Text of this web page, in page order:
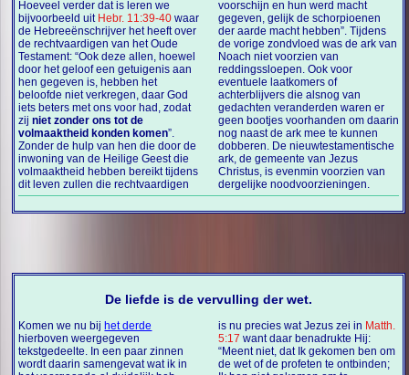
Hoeveel verder dat is leren we
bijvoorbeeld uit Hebr. 11:39-40 waar
de Hebreeënschrijver het heeft over
de rechtvaardigen van het Oude
Testament: “Ook deze allen, hoewel
door het geloof een getuigenis aan
hen gegeven is, hebben het
beloofde niet verkregen, daar God
iets beters met ons voor had, zodat
zijniet zonder ons tot de
volmaaktheid konden komen”.
Zonder de hulp van hen die door de
inwoning van de Heilige Geest die
volmaaktheid hebben bereikt tijdens
dit leven zullen die rechtvaardigen
voorschijn en hun werd macht
gegeven, gelijk de schorpioenen
der aarde macht hebben”. Tijdens
de vorige zondvloed was de ark van
Noach niet voorzien van
reddingssloepen. Ook voor
eventuele laatkomers of
achterblijvers die alsnog van
gedachten veranderden waren er
geen bootjes voorhanden om daarin
nog naast de ark mee te kunnen
dobberen. De nieuwtestamentische
ark, de gemeente van Jezus
Christus, is evenmin voorzien van
dergelijke noodvoorzieningen.
De liefde is de vervulling der wet.
Komen we nu bij het derde
hierboven weergegeven
tekstgedeelte. In een paar zinnen
wordt daarin samengevat wat ik in
is nu precies wat Jezus zei in Matth.
5:17 want daar benadrukte Hij:
“Meent niet, dat Ik gekomen ben om
de wet of de profeten te ontbinden;